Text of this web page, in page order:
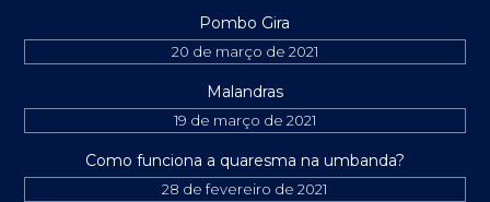
Pombo Gira
20 de março de 2021
Malandras
19 de março de 2021
Como funciona a quaresma na umbanda?
28 de fevereiro de 2021